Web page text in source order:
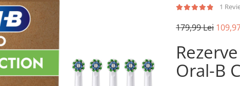
1
179,99 Lei
Oral-B